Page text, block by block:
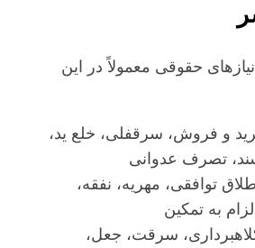
حقوقی معمولاً در این
و فروش، سرقفلی، خلع ید،
سند، تصرف عدوانی
طلاق توافقی، مهریه، نفقه،
به تمکین
سرقت، جعل،